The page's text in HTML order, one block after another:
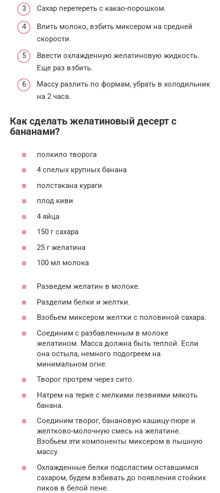
Сахар перетереть с какао-порошком.
Влить молоко, взбить миксером на средней
скорости.
Ввести охлажденную желатиновую жидкость.
Еще раз взбить.
Массу разлить по формам, убрать в холодильник
на 2 часа.
Как сделать желатиновый десерт с
бананами?
полкило творога
4 спелых крупных банана
полстакана кураги
плод киви
4 яйца
150 г сахара
25 г желатина
100 мл молока
Разведем желатин в молоке.
Разделим белки и желтки.
Взобьем миксером желтки с половиной сахара.
Соединим с разбавленным в молоке
желатином. Масса должна быть теплой. Если
она остыла, немного подогреем на
минимальном огне.
Творог протрем через сито.
Натрем на терке с мелкими лезвиями мякоть
банана.
Соединим творог, банановую кашицу-пюре и
желтково-молочную смесь на желатине.
Взобьем эти компоненты миксером в пышную
массу.
Охлажденные белки подсластим оставшимся
сахаром, будем взбивать до появления стойких
пиков в белой пене.